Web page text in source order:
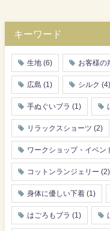
キーワード
生地 (6) お客様の
広島 (1) シルク (4)
手ぬぐいブラ (1)
リラックスショーツ (2)
ワークショップ・イベン
コットンランジェリー (2)
身体に優しい下着 (1)
はごろもブラ (1)